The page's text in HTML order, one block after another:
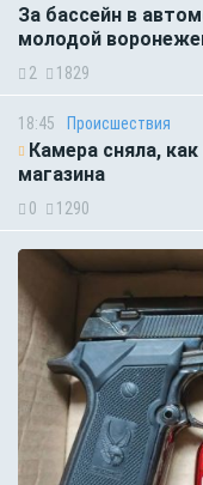
За бассейн в
молодой
2 1829
18:45 Происшествия
Камера сняла,
магазина
0 1290